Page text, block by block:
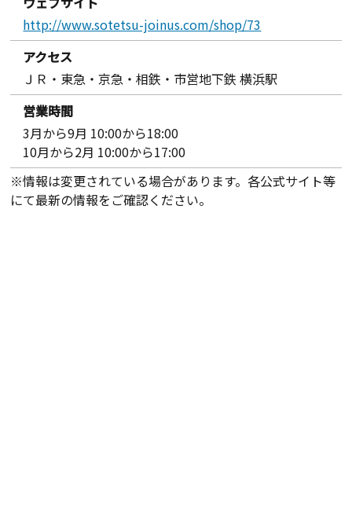
http://www.sotetsu-joinus.com/shop/73
アクセス
ＪＲ・東急・京急・相鉄・市営地下鉄 横浜駅
営業時間
3月から9月 10:00から18:00
10月から2月 10:00から17:00
※情報は変更されている場合があります。各公式サイト等
にて最新の情報をご確認ください。